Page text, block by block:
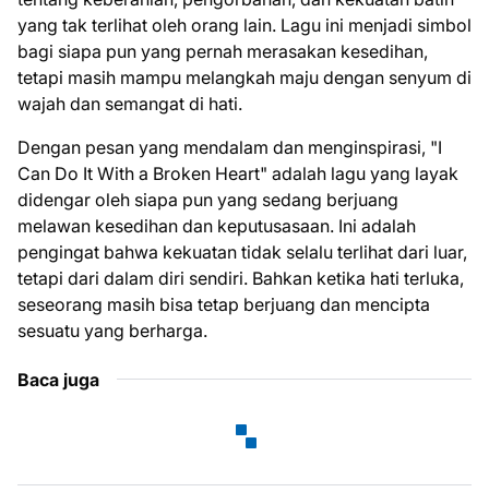
yang tak terlihat oleh orang lain. Lagu ini menjadi simbol
bagi siapa pun yang pernah merasakan kesedihan,
tetapi masih mampu melangkah maju dengan senyum di
wajah dan semangat di hati.
Dengan pesan yang mendalam dan menginspirasi, "I
Can Do It With a Broken Heart" adalah lagu yang layak
didengar oleh siapa pun yang sedang berjuang
melawan kesedihan dan keputusasaan. Ini adalah
pengingat bahwa kekuatan tidak selalu terlihat dari luar,
tetapi dari dalam diri sendiri. Bahkan ketika hati terluka,
seseorang masih bisa tetap berjuang dan mencipta
sesuatu yang berharga.
Baca juga